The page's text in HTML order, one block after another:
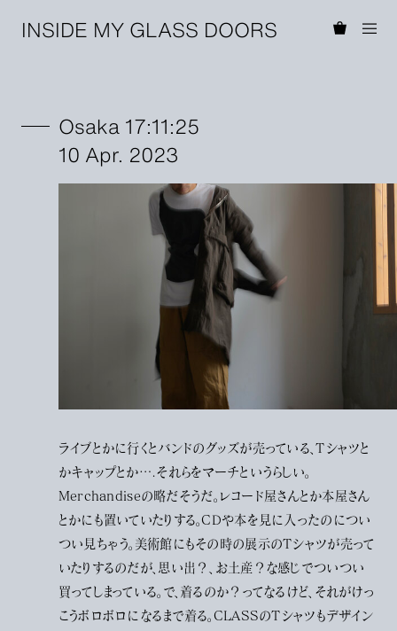
INSIDE MY GLASS DOORS
Osaka 17:11:25
10 Apr. 2023
ライブとかに行くとバンドのグッズが売っている、Tシャツと
かキャップとか….それらをマーチというらしい。
Merchandiseの略だそうだ。レコード屋さんとか本屋さん
とかにも置いていたりする。CDや本を見に入ったのについ
つい見ちゃう。美術館にもその時の展示のTシャツが売って
いたりするのだが、思い出？、お土産？な感じでついつい
買ってしまっている。で、着るのか？ってなるけど、それがけっ
こうボロボロになるまで着る。CLASSのTシャツもデザイン